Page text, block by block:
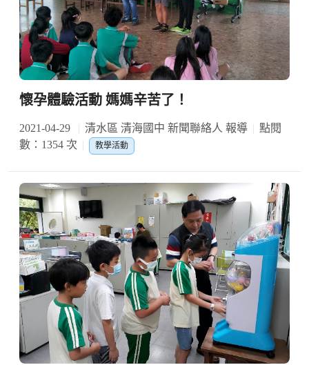
懷孕體驗活動 媽媽辛苦了！
2021-04-29 清水區 清海國中 新聞聯絡人 報導
點閱
數：1354 次
教學活動